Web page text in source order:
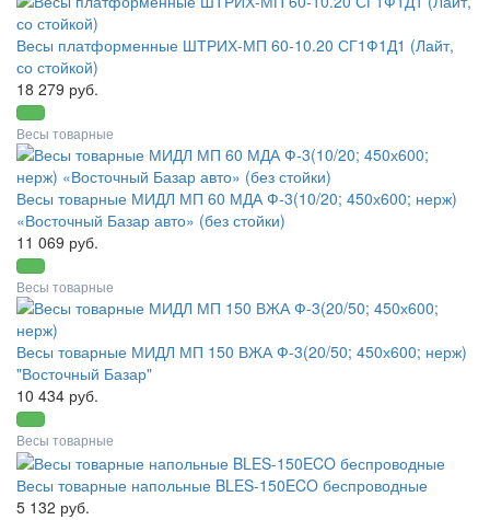
Весы платформенные ШТРИХ-МП 60-10.20 СГ1Ф1Д1 (Лайт,
со стойкой)
18 279 руб.
Весы товарные
Весы товарные МИДЛ МП 60 МДА Ф-3(10/20; 450х600; нерж)
«Восточный Базар авто» (без стойки)
11 069 руб.
Весы товарные
Весы товарные МИДЛ МП 150 ВЖА Ф-3(20/50; 450х600; нерж)
"Восточный Базар"
10 434 руб.
Весы товарные
Весы товарные напольные BLES-150ECO беспроводные
5 132 руб.